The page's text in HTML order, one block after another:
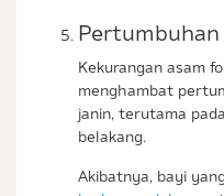
Kekurangan asam
menghambat
janin, terutama
belakang.
Akibatnya, bayi